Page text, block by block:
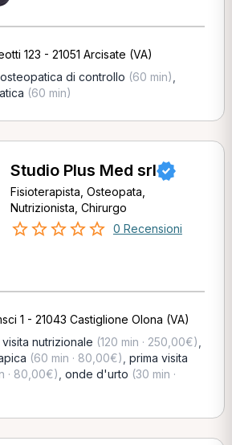
123 - 21051 Arcisate (VA)
di controllo (60 min)
(60 min)
Studio Plus Med srl
Fisioterapista, Osteopata,
Nutrizionista, Chirurgo
0 Recensioni
1 - 21043 Castiglione Olona (VA)
visita nutrizionale (120 min · 250,00€)
(60 min · 80,00€) prima visita
· 80,00€) onde d'urto (30 min ·